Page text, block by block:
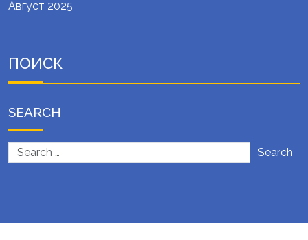
Август 2025
ПОИСК
SEARCH
Search